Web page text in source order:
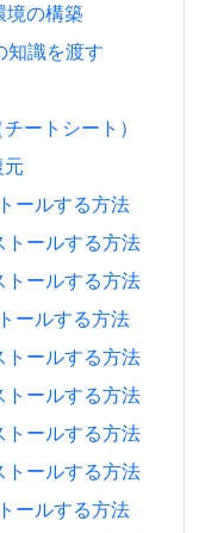
境の構築
知識を渡す
ートシート）
ールする方法
ールする方法
ールする方法
ールする方法
ールする方法
ールする方法
ールする方法
ールする方法
ールする方法